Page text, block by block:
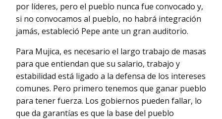
por líderes, pero el pueblo nunca fue convocado y,
si no convocamos al pueblo, no habrá integración
jamás, estableció Pepe ante un gran auditorio.
Para Mujica, es necesario el largo trabajo de masas
para que entiendan que su salario, trabajo y
estabilidad está ligado a la defensa de los intereses
comunes. Pero primero tenemos que ganar pueblo
para tener fuerza. Los gobiernos pueden fallar, lo
que da garantías es que la base del pueblo